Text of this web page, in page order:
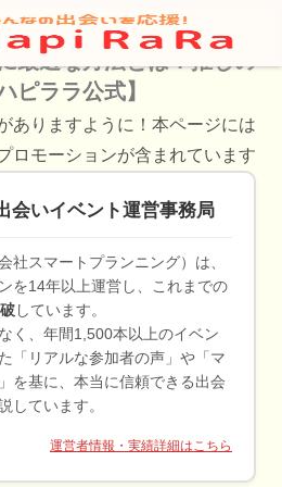
作るなら！人気アプリが
最適な方法とは？推しの
ピララ公式】
ありますように！本ページには
ロモーションが含まれています
会いイベント運営事務局
社スマートプランニング）は、
を14年以上運営し、これまでの
しています。
く、年間1,500本以上のイベン
「リアルな参加者の声」や「マ
を基に、本当に信頼できる出会
しています。
運営者情報・実績詳細はこちら